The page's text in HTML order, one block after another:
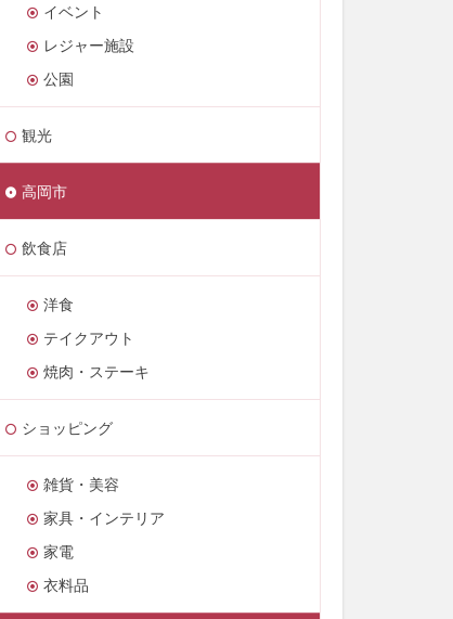
イベント
レジャー施設
公園
観光
高岡市
飲食店
洋食
テイクアウト
焼肉・ステーキ
ショッピング
雑貨・美容
家具・インテリア
家電
衣料品